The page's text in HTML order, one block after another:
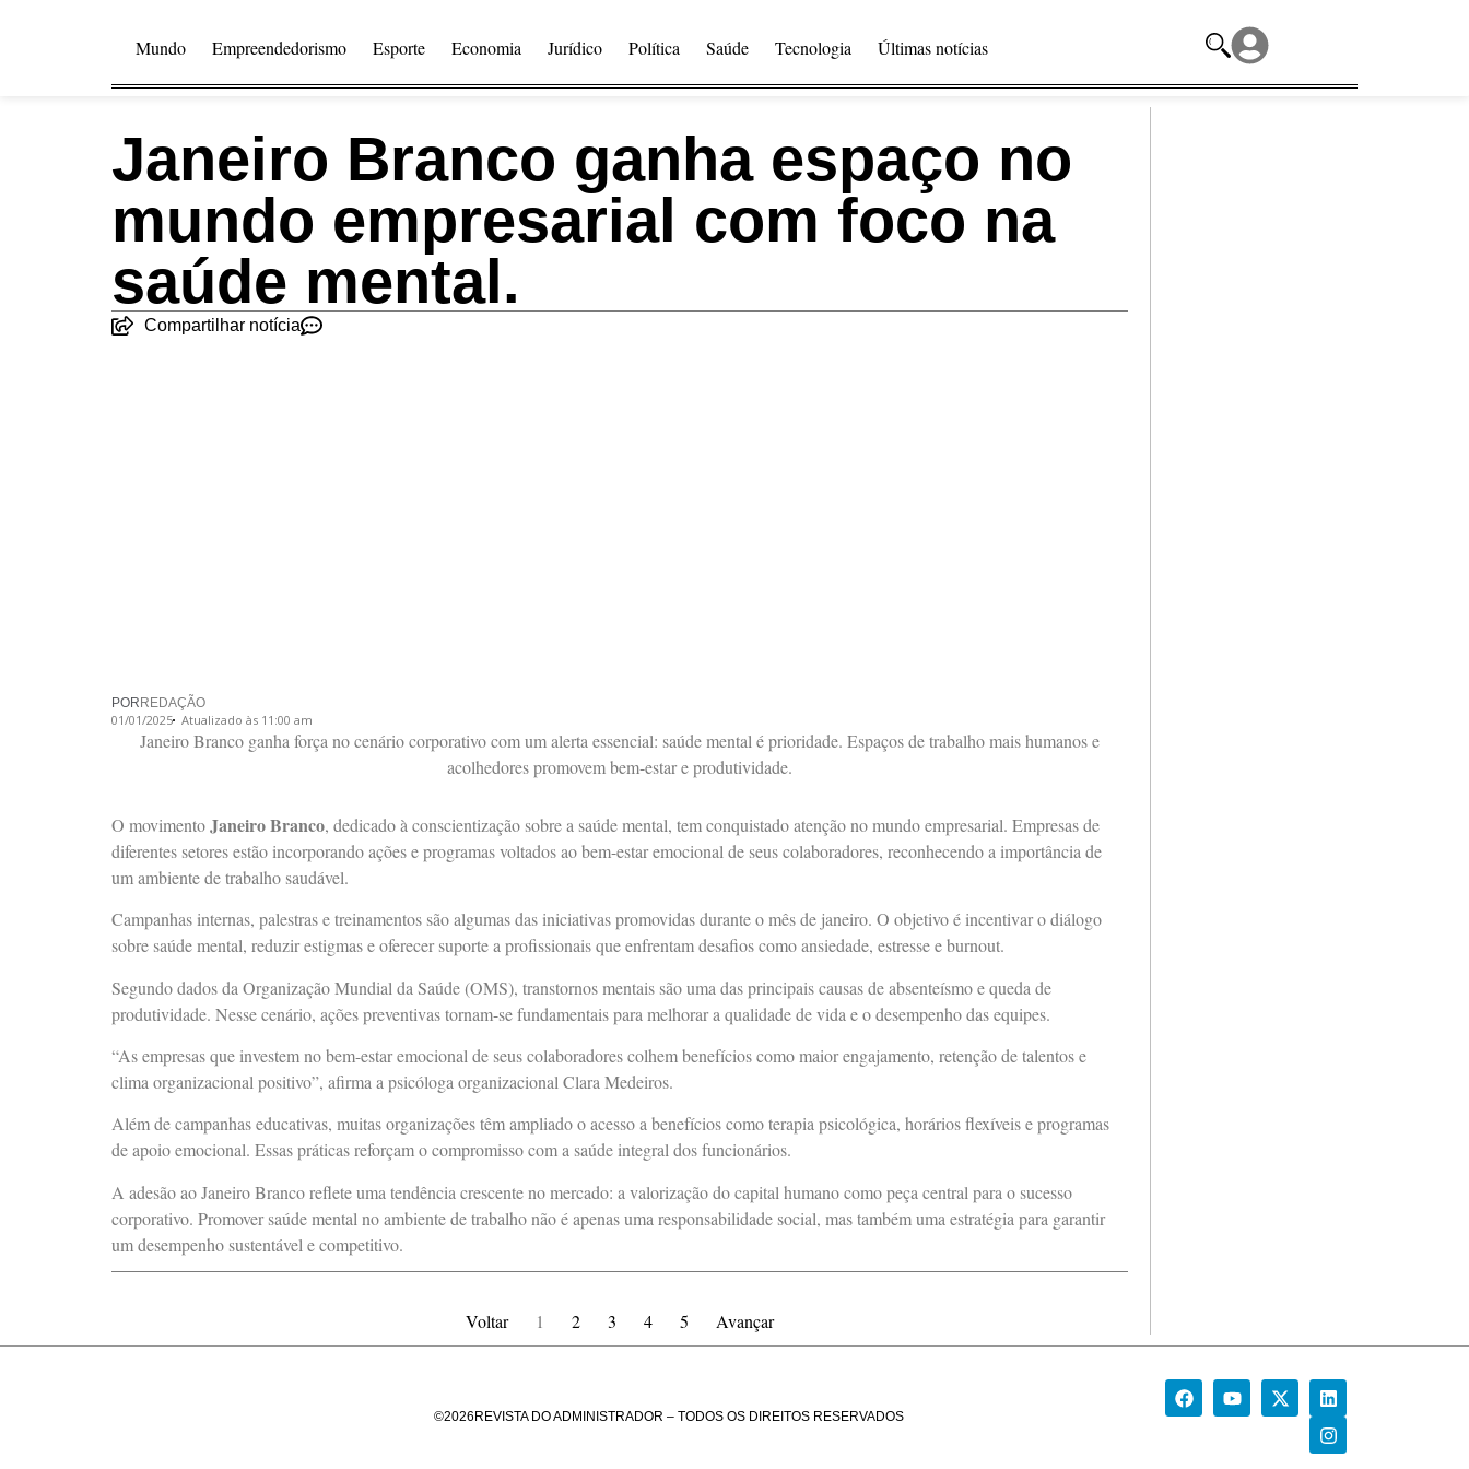
Mundo Empreendedorismo Esporte Economia Jurídico Política Saúde Tecnologia Últimas notícias
Janeiro Branco ganha espaço no
mundo empresarial com foco na
saúde mental.
Compartilhar notícia
POR REDAÇÃO
01/01/2025 Atualizado às 11:00 am
Janeiro Branco ganha força no cenário corporativo com um alerta essencial: saúde mental é prioridade. Espaços de trabalho mais humanos e
acolhedores promovem bem-estar e produtividade.
O movimentoJaneiro Branco, dedicado à conscientização sobre a saúde mental, tem conquistado atenção no mundo empresarial. Empresas de
diferentes setores estão incorporando ações e programas voltados ao bem-estar emocional de seus colaboradores, reconhecendo a importância de
um ambiente de trabalho saudável.
Campanhas internas, palestras e treinamentos são algumas das iniciativas promovidas durante o mês de janeiro. O objetivo é incentivar o diálogo
sobre saúde mental, reduzir estigmas e oferecer suporte a profissionais que enfrentam desafios como ansiedade, estresse e burnout.
Segundo dados da Organização Mundial da Saúde (OMS), transtornos mentais são uma das principais causas de absenteísmo e queda de
produtividade. Nesse cenário, ações preventivas tornam-se fundamentais para melhorar a qualidade de vida e o desempenho das equipes.
“As empresas que investem no bem-estar emocional de seus colaboradores colhem benefícios como maior engajamento, retenção de talentos e
clima organizacional positivo”, afirma a psicóloga organizacional Clara Medeiros.
Além de campanhas educativas, muitas organizações têm ampliado o acesso a benefícios como terapia psicológica, horários flexíveis e programas
de apoio emocional. Essas práticas reforçam o compromisso com a saúde integral dos funcionários.
A adesão ao Janeiro Branco reflete uma tendência crescente no mercado: a valorização do capital humano como peça central para o sucesso
corporativo. Promover saúde mental no ambiente de trabalho não é apenas uma responsabilidade social, mas também uma estratégia para garantir
um desempenho sustentável e competitivo.
Voltar 1 2 3 4 5 Avançar
©2026 REVISTA DO ADMINISTRADOR – TODOS OS DIREITOS RESERVADOS